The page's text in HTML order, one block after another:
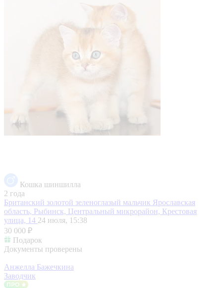
Кошка шиншилла
2 года
Британский золотой зеленоглазый мальчик Ярославская
область, Рыбинск, Центральный микрорайон, Крестовая
улица, 14 24 июля, 15:38
30 000 ₽
Подарок
Документы проверены
Анжелла Бажечкина
Заводчик